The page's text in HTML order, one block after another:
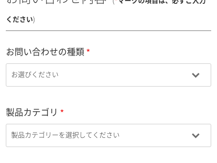
ください)
お問い合わせの種類
製品カテゴリ